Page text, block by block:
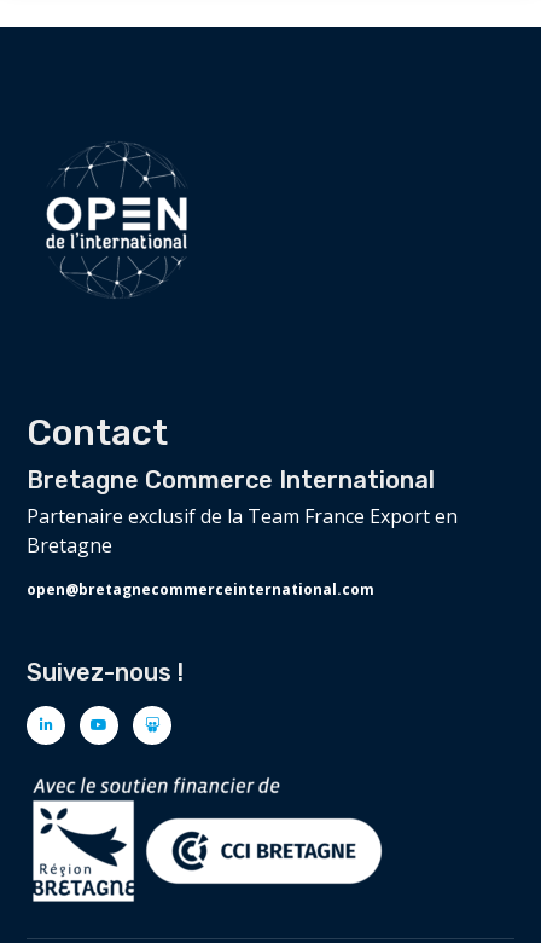
Contact
Bretagne Commerce International
Partenaire exclusif de la Team France Export en
Bretagne
open@bretagnecommerceinternational.com
Suivez-nous !